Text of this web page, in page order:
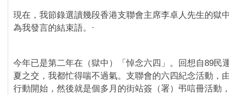
現在，我節錄選讀幾段香港支聯會主席李卓人先生的獄
為我發言的結束語。·
今年已是第二年在（獄中）「悼念六四」。回想自89民
夏之交，我都忙得喘不過氣。支聯會的六四紀念活動，
行動開始，然後就是個多月的街站簽（署）弔唁冊活動